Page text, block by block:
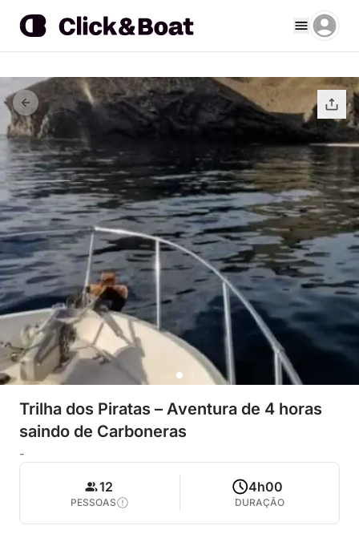
Trilha dos Piratas – Aventura de 4 horas
saindo de Carboneras
-
12
PESSOAS
4h00
DURAÇÃO